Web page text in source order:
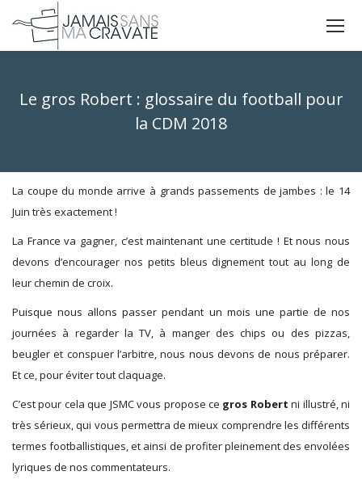
page
s'ouvre
page
s'ouvre
page
s'ouvre
Le gros Robert : glossaire du football pour
la CDM 2018
La coupe du monde arrive à grands passements de jambes : le 14
Juin très exactement !
La France va gagner, c’est maintenant une certitude ! Et nous nous
devons d’encourager nos petits bleus dignement tout au long de
leur chemin de croix.
Puisque nous allons passer pendant un mois une partie de nos
journées à regarder la TV, à manger des chips ou des pizzas,
beugler et conspuer l’arbitre, nous nous devons de nous préparer.
Et ce, pour éviter tout claquage.
C’est pour cela que JSMC vous propose ce gros Robert ni illustré, ni
très sérieux, qui vous permettra de mieux comprendre les différents
termes footballistiques, et ainsi de profiter pleinement des envolées
lyriques de nos commentateurs.